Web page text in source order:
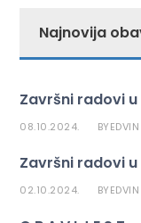
Najnovija
Završni radovi
08.10.2024. BY
Završni radovi
02.10.2024. BY